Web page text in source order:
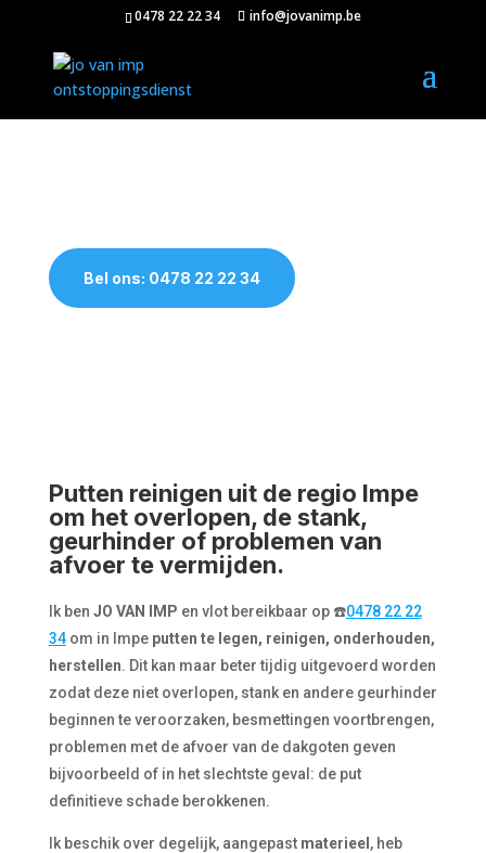
0478 22 22 34 info@jovanimp.be
Bel ons: 0478 22 22 34
Putten reinigen uit de regio Impe
om het overlopen, de stank,
geurhinder of problemen van
afvoer te vermijden.
Ik ben JO VAN IMP en vlot bereikbaar op ☎️0478 22 22
34om in Impe putten te legen, reinigen, onderhouden,
herstellen. Dit kan maar beter tijdig uitgevoerd worden
zodat deze niet overlopen, stank en andere geurhinder
beginnen te veroorzaken, besmettingen voortbrengen,
problemen met de afvoer van de dakgoten geven
bijvoorbeeld of in het slechtste geval: de put
definitieve schade berokkenen.
Ik beschik over degelijk, aangepast materieel , heb